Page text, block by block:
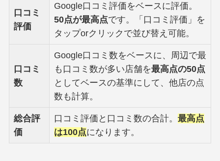
口コミ
評価
Google口コミ評価をベースに評価。
50点が最高点です。「口コミ評価」を
タップorクリックで並び替え可能。
口コミ
数
Google口コミ数をベースに、周辺で最
も口コミ数が多い店舗を最高点の50点
としてベースの基準にして、他店の点
数も計算。
総合評
価
口コミ評価と口コミ数の合計。 最高点
は100点になります。